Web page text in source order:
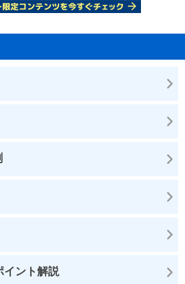
イント解説